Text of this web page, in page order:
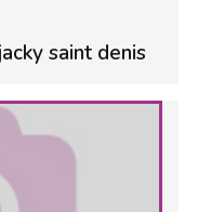
saint denis